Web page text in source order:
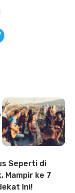
Seperti di
Mampir ke 7
Ini!